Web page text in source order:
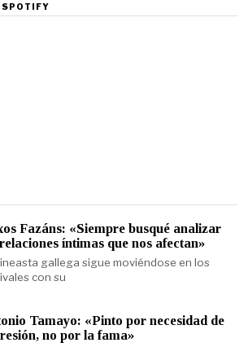
SPOTIFY
Fazáns: «Siempre busqué analizar
íntimas que nos afectan»
gallega sigue moviéndose en los
con su
Tamayo: «Pinto por necesidad de
no por la fama»